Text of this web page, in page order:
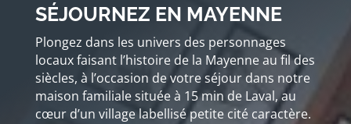
SÉJOURNEZ EN MAYENNE
Plongez dans les univers des personnages
locaux faisant l’histoire de la Mayenne au fil des
siècles, à l’occasion de votre séjour dans notre
maison familiale située à 15 min de Laval, au
cœur d’un village labellisé petite cité caractère.